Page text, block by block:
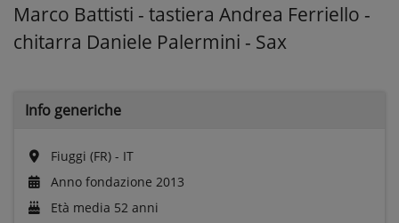
Marco Battisti - tastiera Andrea Ferriello -
chitarra Daniele Palermini - Sax
Info generiche
Fiuggi (FR) - IT
Anno fondazione 2013
Età media 52 anni